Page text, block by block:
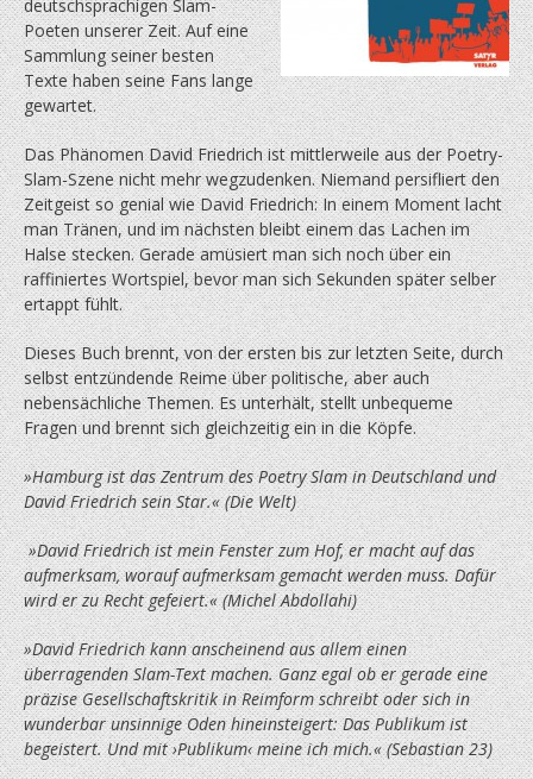
deutschsprachigen Slam-
Poeten unserer Zeit. Auf eine
Sammlung seiner besten
Texte haben seine Fans lange
gewartet.
Das Phänomen David Friedrich ist mittlerweile aus der Poetry-
Slam-Szene nicht mehr wegzudenken. Niemand persifliert den
Zeitgeist so genial wie David Friedrich: In einem Moment lacht
man Tränen, und im nächsten bleibt einem das Lachen im
Halse stecken. Gerade amüsiert man sich noch über ein
raffiniertes Wortspiel, bevor man sich Sekunden später selber
ertappt fühlt.
Dieses Buch brennt, von der ersten bis zur letzten Seite, durch
selbst entzündende Reime über politische, aber auch
nebensächliche Themen. Es unterhält, stellt unbequeme
Fragen und brennt sich gleichzeitig ein in die Köpfe.
»Hamburg ist das Zentrum des Poetry Slam in Deutschland und
David Friedrich sein Star.« (Die Welt)
»David Friedrich ist mein Fenster zum Hof, er macht auf das
aufmerksam, worauf aufmerksam gemacht werden muss. Dafür
wird er zu Recht gefeiert.« (Michel Abdollahi)
»David Friedrich kann anscheinend aus allem einen
überragenden Slam-Text machen. Ganz egal ob er gerade eine
präzise Gesellschafts­kritik in Reimform schreibt oder sich in
wunderbar unsinnige Oden hineinsteigert: Das Publikum ist
begeistert. Und mit ›Publikum‹ meine ich mich.« (Sebastian 23)